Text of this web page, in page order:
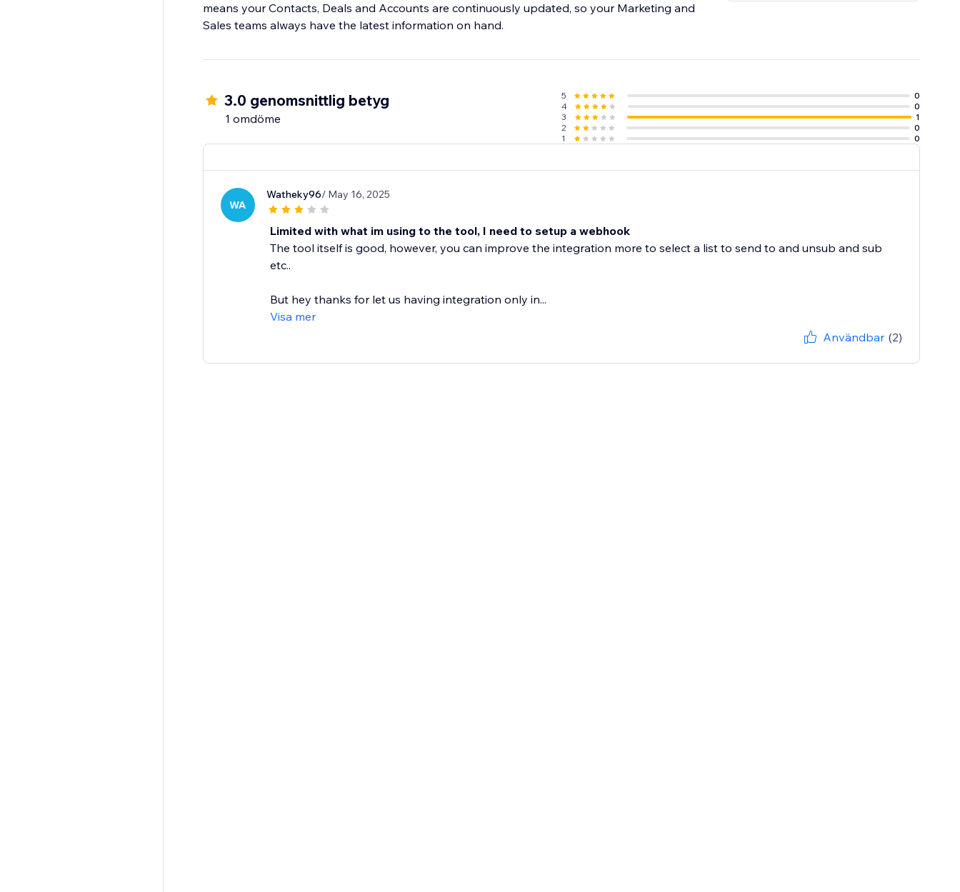
means your Contacts, Deals and Accounts are continuously updated, so your Marketing and
3.0 genomsnittlig betyg
1 omdöme
5
0
4
0
3
1
2
0
1
0
WA
Watheky96/ May 16, 2025
Limited with what im using to the tool, I need to setup a webhook
The tool itself is good, however, you can improve the integration more to select a list to send to and unsub and sub
etc..
But hey thanks for let us having integration only in...
Visa mer
Användbar (2)